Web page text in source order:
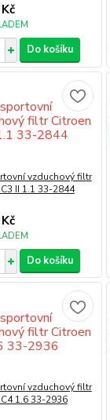
Do košíku
vzduchový filtr
II 1.1 33-2844
Do košíku
vzduchový filtr
1.6 33-2936